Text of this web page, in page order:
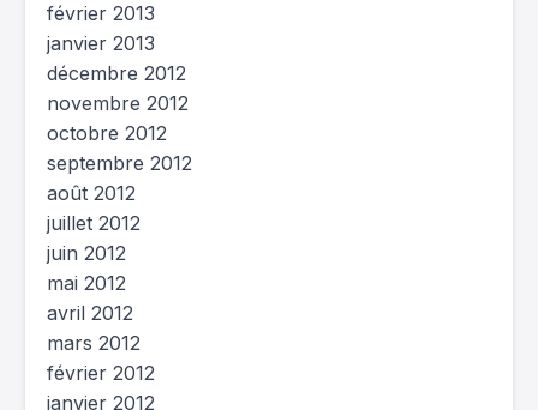
février 2013
janvier 2013
décembre 2012
novembre 2012
octobre 2012
septembre 2012
août 2012
juillet 2012
juin 2012
mai 2012
avril 2012
mars 2012
février 2012
janvier 2012